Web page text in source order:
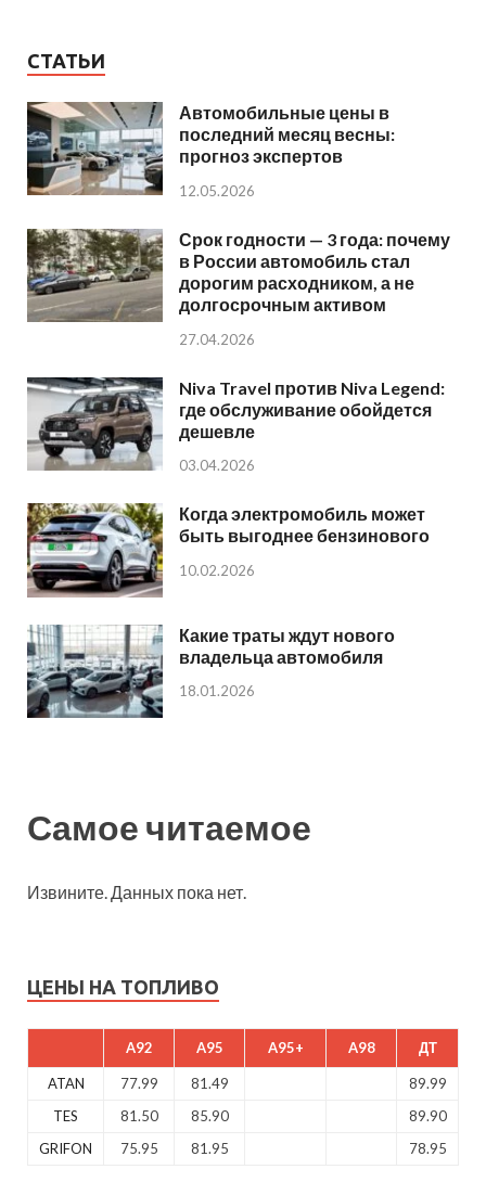
СТАТЬИ
Автомобильные цены в
последний месяц весны:
прогноз экспертов
12.05.2026
Срок годности — 3 года: почему
в России автомобиль стал
дорогим расходником, а не
долгосрочным активом
27.04.2026
Niva Travel против Niva Legend:
где обслуживание обойдется
дешевле
03.04.2026
Когда электромобиль может
быть выгоднее бензинового
10.02.2026
Какие траты ждут нового
владельца автомобиля
18.01.2026
Самое читаемое
Извините. Данных пока нет.
ЦЕНЫ НА ТОПЛИВО
A92 A95 A95+ A98 ДТ
ATAN 77.99 81.49
89.99
TES
81.50 85.90
89.90
GRIFON
75.95 81.95 78.95